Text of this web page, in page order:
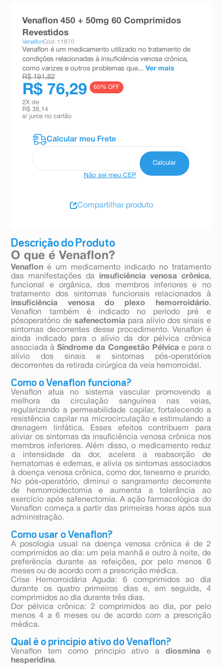
Descrição do Produto
O que é Venaflon?
Venaflon é um medicamento indicado no tratamento
das manifestações da insuficiência venosa crônica,
funcional e orgânica, dos membros inferiores e no
tratamento dos sintomas funcionais relacionados à
insuficiência venosa do plexo hemorroidário.
Venaflon também é indicado no período pré e
pósoperatório de safenectomiapara alívio dos sinais e
sintomas decorrentes desse procedimento. Venaflon é
ainda indicado para o alívio da dor pélvica crônica
associada àSíndrome da Congestão Pélvicae para o
alívio dos sinais e sintomas pós-operatórios
decorrentes da retirada cirúrgica da veia hemorroidal.
Como o Venaflon funciona?
Venaflon atua no sistema vascular promovendo a
melhora da circulação sanguínea nas veias,
regularizando a permeabilidade capilar, fortalecendo a
resistência capilar na microcirculação e estimulando a
drenagem linfática. Esses efeitos contribuem para
aliviar os sintomas da insuficiência venosa crônica nos
membros inferiores. Além disso, o medicamento reduz
a intensidade da dor, acelera a reabsorção de
hematomas e edemas, e alivia os sintomas associados
à doença venosa crônica, como dor, tenesmo e prurido.
No pós-operatório, diminui o sangramento decorrente
de hemorroidectomia e aumenta a tolerância ao
exercício após safenectomia. A ação farmacológica do
Venaflon começa a partir das primeiras horas após sua
administração.
Como usar o Venaflon?
A posologia usual na doença venosa crônica é de 2
comprimidos ao dia: um pela manhã e outro à noite, de
preferência durante as refeições, por pelo menos 6
meses ou de acordo com a prescrição médica.
Crise Hemorroidária Aguda: 6 comprimidos ao dia
durante os quatro primeiros dias e, em seguida, 4
comprimidos ao dia durante três dias.
Dor pélvica crônica: 2 comprimidos ao dia, por pelo
menos 4 a 6 meses ou de acordo com a prescrição
médica.
Qual é o principio ativo do Venaflon?
Venaflon tem como principio ativo adiosmina e
hesperidina.
Venaflon 450 + 50mg 60 Comprimidos
Revestidos
VenaflonCód: 11870
Venaflon é um medicamento utilizado no tratamento de
condições relacionadas à insuficiência venosa crônica,
como varizes e outros problemas que... Ver mais
R$ 191,82
R$ 76,29 60% OFF
2X de
R$ 38,14
s/ juros no cartão
Não sei meu CEP
Compartilhar produto
esmalte
10ºabsorvente